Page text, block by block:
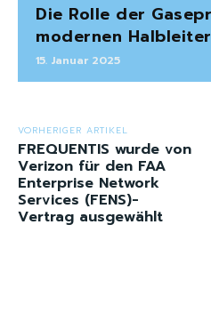
Die Rolle der
modernen
15. Januar 2025
VORHERIGER ARTIKEL
FREQUENTIS wurde von
Verizon für den FAA
Enterprise Network
Services (FENS)-
Vertrag ausgewählt